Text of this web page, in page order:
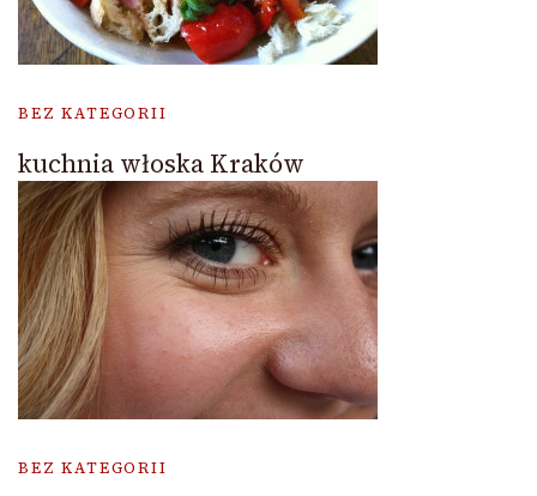
BEZ KATEGORII
kuchnia włoska Kraków
BEZ KATEGORII